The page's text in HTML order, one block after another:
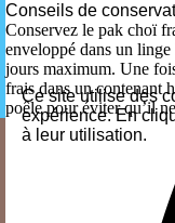
Conseils de
Conservez le pak choï
enveloppé dans un
jours maximum. Une
frais dans un contenant
poêle pour éviter qu’il
Ce site utilise des
expérience. En
à leur utilisation.